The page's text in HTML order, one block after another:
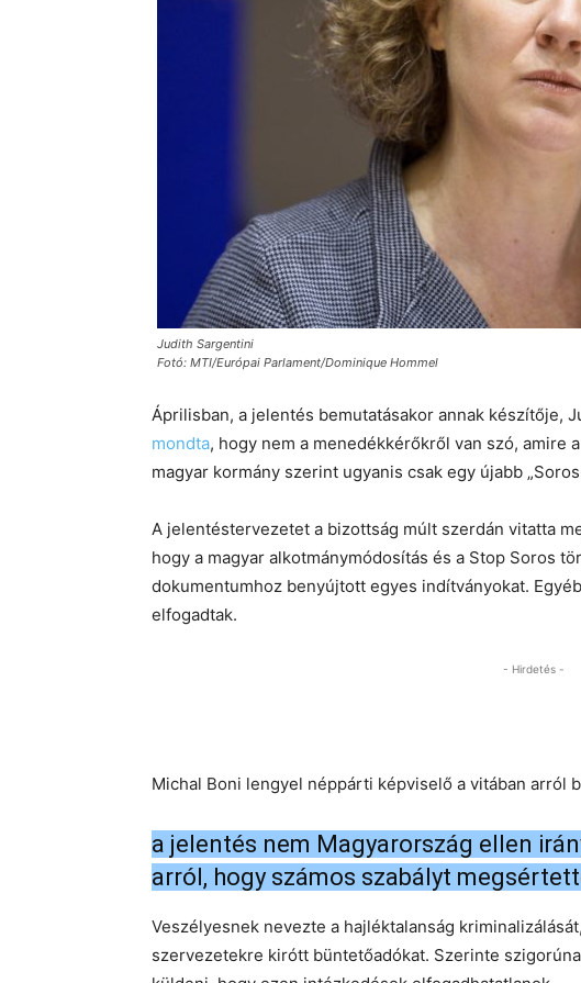
Judith Sargentini
Fotó: MTI/Európai Parlament/Dominique Hommel
Áprilisban, a jelentés bemutatásakor annak készítője,
mondta, hogy nem a menedékkérőkről van szó, amire
magyar kormány szerint ugyanis csak egy újabb
A jelentéstervezetet a bizottság múlt szerdán vitatta
hogy a magyar alkotmánymódosítás és a Stop Soros
dokumentumhoz benyújtott egyes indítványokat.
elfogadtak.
- Hirdetés -
Michal Boni lengyel néppárti képviselő a vitában arról
a jelentés nem Magyarország ellen
arról, hogy számos szabályt
Veszélyesnek nevezte a hajléktalanság
szervezetekre kirótt büntetőadókat. Szerinte